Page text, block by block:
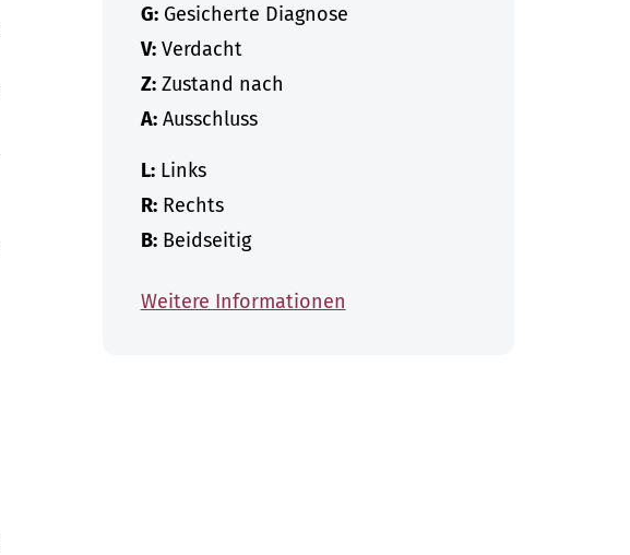
G:Gesicherte Diagnose
V:Verdacht
Z:Zustand nach
A:Ausschluss
L:Links
R:Rechts
B:Beidseitig
Weitere Informationen